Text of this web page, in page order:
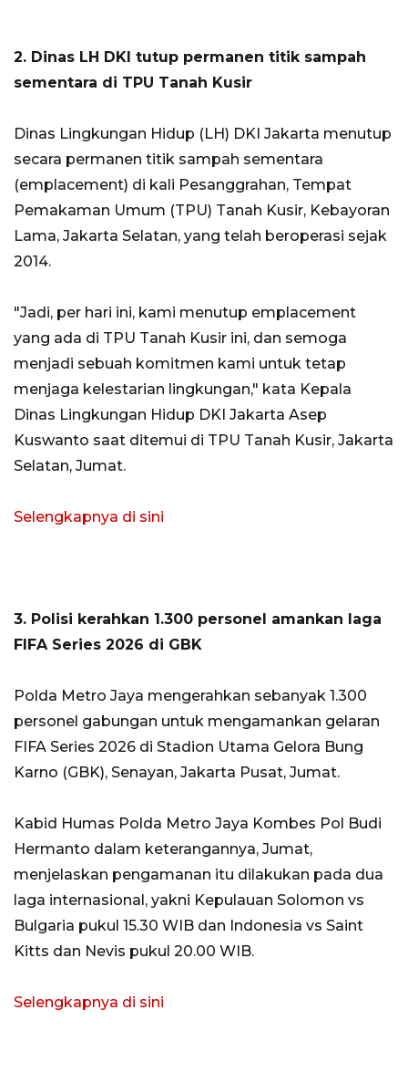
2. Dinas LH DKI tutup permanen titik sampah
sementara di TPU Tanah Kusir
Dinas Lingkungan Hidup (LH) DKI Jakarta menutup
secara permanen titik sampah sementara
(emplacement) di kali Pesanggrahan, Tempat
Pemakaman Umum (TPU) Tanah Kusir, Kebayoran
Lama, Jakarta Selatan, yang telah beroperasi sejak
2014.
"Jadi, per hari ini, kami menutup emplacement
yang ada di TPU Tanah Kusir ini, dan semoga
menjadi sebuah komitmen kami untuk tetap
menjaga kelestarian lingkungan," kata Kepala
Dinas Lingkungan Hidup DKI Jakarta Asep
Kuswanto saat ditemui di TPU Tanah Kusir, Jakarta
Selatan, Jumat.
Selengkapnya di sini
3. Polisi kerahkan 1.300 personel amankan laga
FIFA Series 2026 di GBK
Polda Metro Jaya mengerahkan sebanyak 1.300
personel gabungan untuk mengamankan gelaran
FIFA Series 2026 di Stadion Utama Gelora Bung
Karno (GBK), Senayan, Jakarta Pusat, Jumat.
Kabid Humas Polda Metro Jaya Kombes Pol Budi
Hermanto dalam keterangannya, Jumat,
menjelaskan pengamanan itu dilakukan pada dua
laga internasional, yakni Kepulauan Solomon vs
Bulgaria pukul 15.30 WIB dan Indonesia vs Saint
Kitts dan Nevis pukul 20.00 WIB.
Selengkapnya di sini